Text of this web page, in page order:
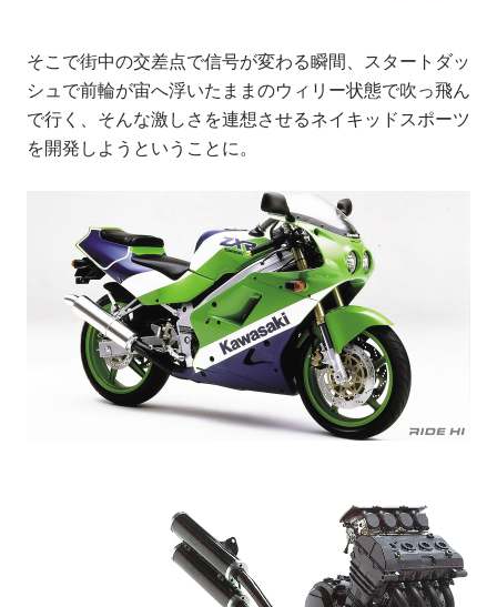
そこで街中の交差点で信号が変わる瞬間、スタートダッ
シュで前輪が宙へ浮いたままのウィリー状態で吹っ飛ん
で行く、そんな激しさを連想させるネイキッドスポーツ
を開発しようということに。